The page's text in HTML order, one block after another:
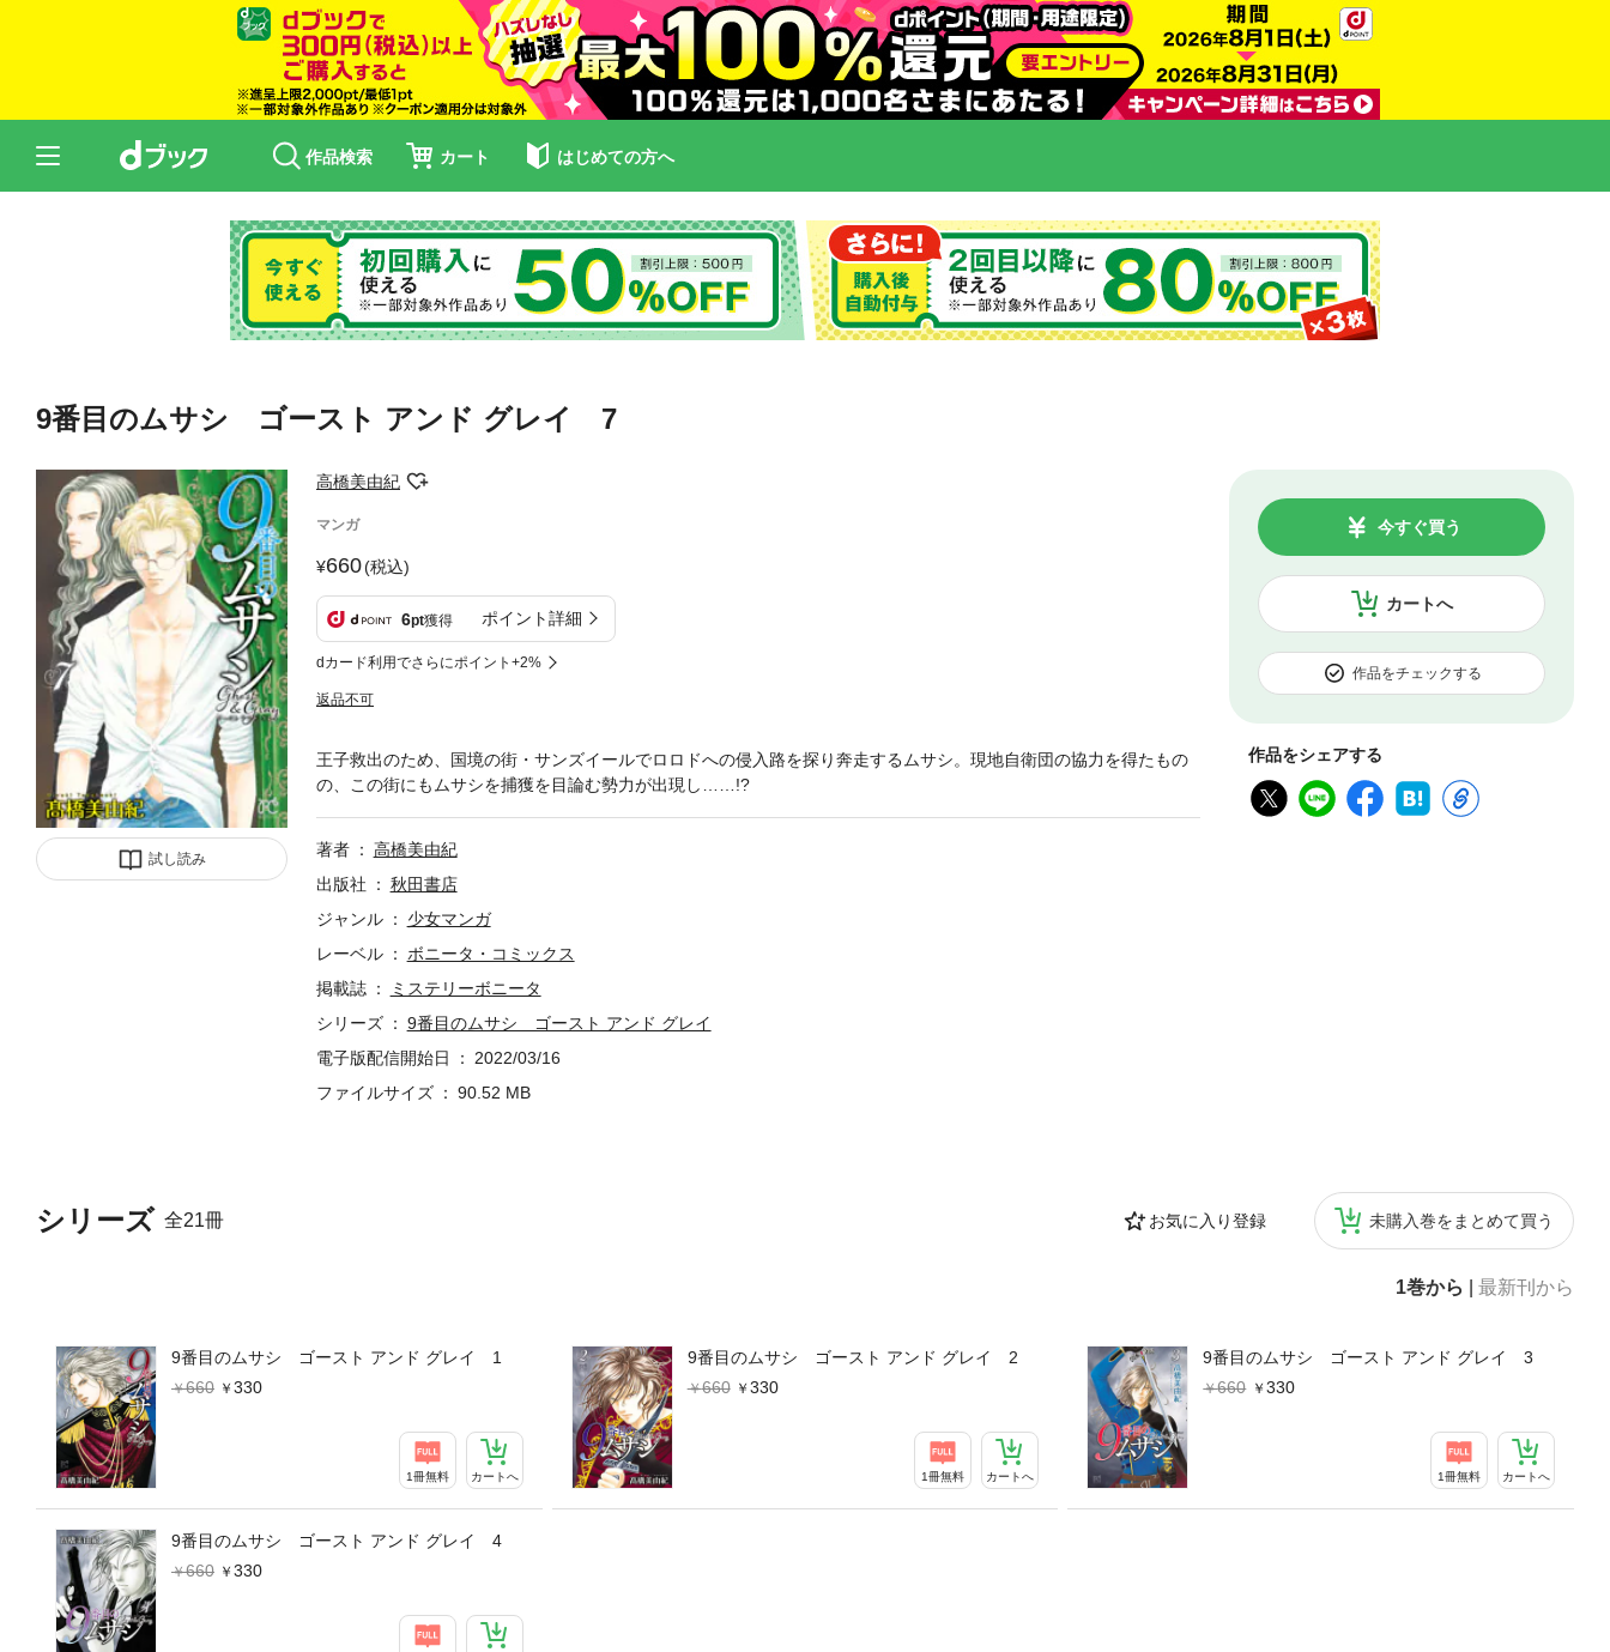
作品検索 カート はじめての方へ
9番目のムサシ ゴースト アンド グレイ 7
試し読み
高橋美由紀
マンガ
660(税込)
6pt獲得 ポイント詳細
dカード利用でさらにポイント+2%
返品不可
カートへ
今すぐ買う
作品をチェックする
作品をシェアする
シリーズ 全21冊 お気に入り登録 未購入巻をまとめて買う
1巻から 最新刊から
9番目のムサシ ゴースト アンド グレイ 1
660
330
1冊無料 カートへ
9番目のムサシ ゴースト アンド グレイ 2
660
330
1冊無料 カートへ
9番目のムサシ ゴースト アンド グレイ 3
660
330
1冊無料 カートへ
9番目のムサシ ゴースト アンド グレイ 4
660
330
王子救出のため、国境の街・サンズイールでロロドへの侵入路を探り奔走するムサシ。現地自衛団の協力を得たもの
の、この街にもムサシを捕獲を目論む勢力が出現し……!?
著者
高橋美由紀
出版社
秋田書店
ジャンル
少女マンガ
レーベル
ボニータ・コミックス
掲載誌
ミステリーボニータ
シリーズ
9番目のムサシ ゴースト アンド グレイ
電子版配信開始日
2022/03/16
ファイルサイズ
90.52 MB